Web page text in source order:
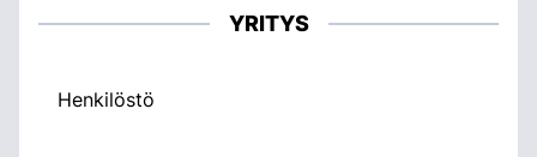
YRITYS
Henkilöstö